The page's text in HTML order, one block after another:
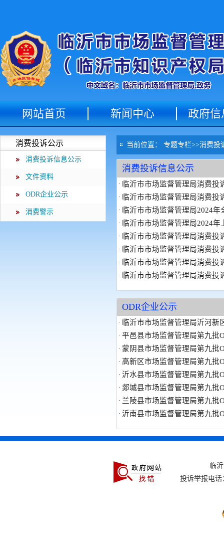
网站首页 新闻中心 政府信
消费投诉公示
消费投诉信息公示
文件资料
ODR企业公示
消费警示
当前位置： 专题专栏>>消费投
消费投诉信息公示
· 临沂市市场监督管理局消费投
· 临沂市市场监督管理局消费投
· 临沂市市场监督管理局2024年
· 临沂市市场监督管理局2024年
· 临沂市市场监督管理局消费投
· 临沂市市场监督管理局消费投
· 临沂市市场监督管理局消费投
· 临沂市市场监督管理局消费投
ODR企业公示
· 临沂市市场监督管理局沂河新
· 平邑县市场监督管理局第九批
· 蒙阴县市场监督管理局第九批
· 高新区市场监督管理局第九批
· 沂水县市场监督管理局第九批
· 郯城县市场监督管理局第九批
· 兰陵县市场监督管理局第九批
· 沂南县市场监督管理局第九批
临
投诉举报电话